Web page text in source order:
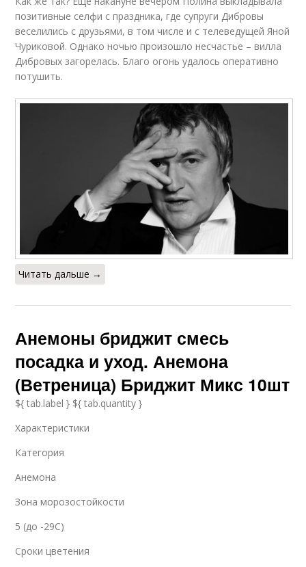
позитивные селфи с праздника, где супруги Дибровы
веселились с друзьями, в том числе и с телеведущей Яной
Чуриковой. Однако ночью произошло несчастье – вилла
Дибровых загорелась. Благо огонь удалось оперативно
потушить.
Читать дальше →
Анемоны бриджит смесь
посадка и уход. Анемона
(Ветреница) Бриджит Микс 10шт
${ tab.label } ${ tab.quantity }
Характеристики
Категория
Анемона
Зона морозостойкости
5 (до -29С)
Сроки цветения